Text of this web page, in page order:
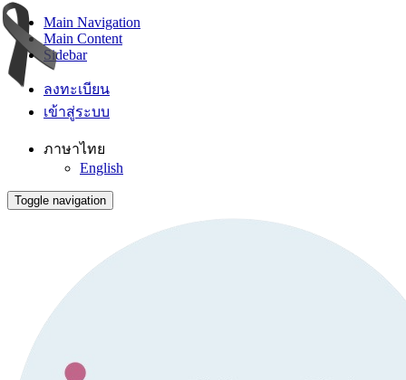
Main Navigation
Main Content
Sidebar
ลงทะเบียน
เข้าสู่ระบบ
ภาษาไทย
English
Toggle navigation